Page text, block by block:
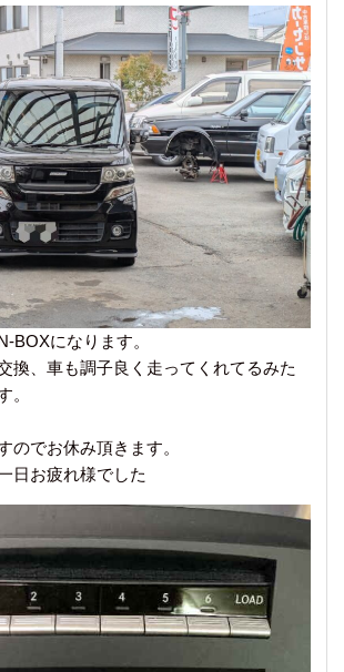
BOXになります。
換、車も調子良く走ってくれてるみた
。
のでお休み頂きます。
日お疲れ様でした